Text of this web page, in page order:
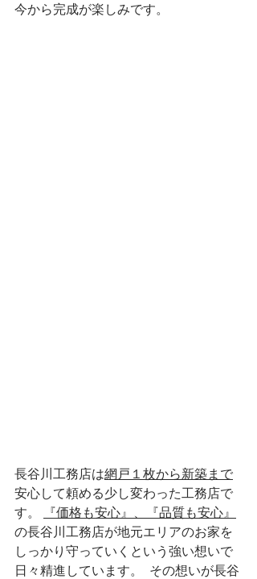
今から完成が楽しみです。
長谷川工務店は網戸１枚から新築まで
安心して頼める少し変わった工務店で
す。
『価格も安心』、『品質も安心』
の長谷川工務店が地元エリアのお家を
しっかり守っていくという強い想いで
日々精進しています。  その想いが長谷